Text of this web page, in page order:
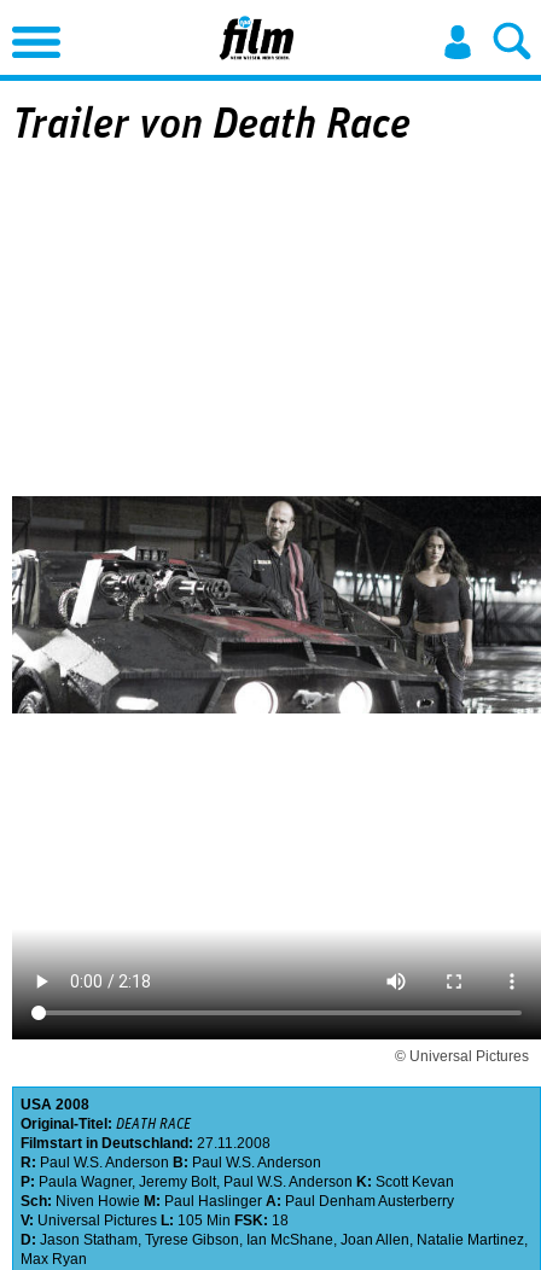
Jump to Navigation
Trailer von Death Race
© Universal Pictures
USA 2008
Original-Titel: DEATH RACE
Filmstart in Deutschland: 27.11.2008
R: Paul W.S. Anderson B: Paul W.S. Anderson
P: Paula Wagner, Jeremy Bolt, Paul W.S. Anderson K: Scott Kevan
Sch: Niven Howie M: Paul Haslinger A: Paul Denham Austerberry
V: Universal Pictures L: 105 Min FSK: 18
D: Jason Statham, Tyrese Gibson, Ian McShane, Joan Allen, Natalie Martinez,
Max Ryan